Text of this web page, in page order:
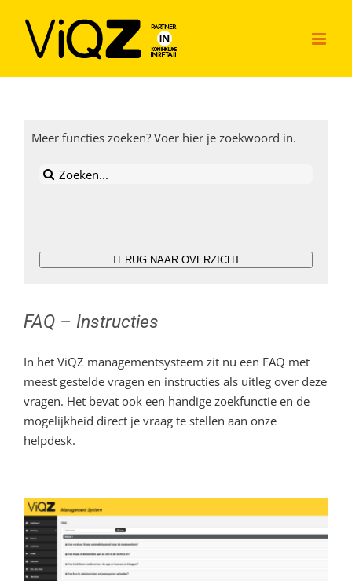
inhoud
Meer functies zoeken? Voer hier je zoekwoord in.
Zoeken
TERUG NAAR OVERZICHT
FAQ – Instructies
In het ViQZ managementsysteem zit nu een FAQ met
meest gestelde vragen en instructies als uitleg over deze
vragen. Het bevat ook een handige zoekfunctie en de
mogelijkheid direct je vraag te stellen aan onze
helpdesk.